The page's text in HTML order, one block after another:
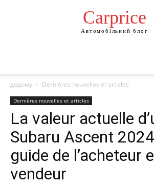
Сarprice
Автомобільний блог
додому Dernières nouvelles et articles
Dernières nouvelles et articles
La valeur actuelle
Subaru Ascent
guide de l’acheteur
vendeur